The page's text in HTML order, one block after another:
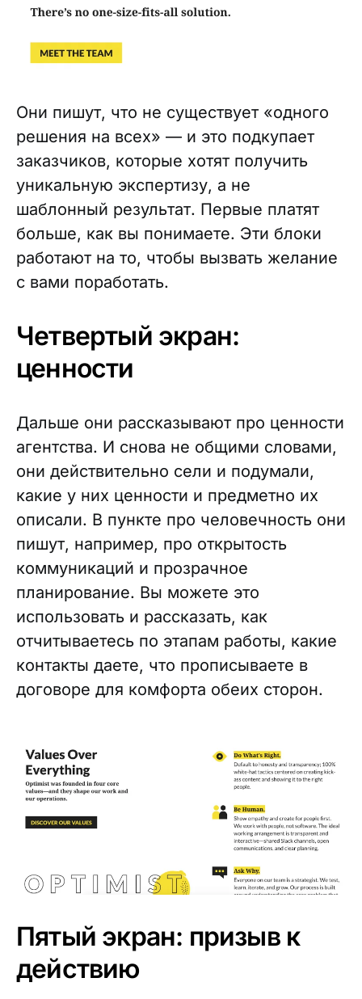
Они пишут, что не существует «одного
решения на всех» — и это подкупает
заказчиков, которые хотят получить
уникальную экспертизу, а не
шаблонный результат. Первые платят
больше, как вы понимаете. Эти блоки
работают на то, чтобы вызвать желание
с вами поработать.
Четвертый экран:
ценности
Дальше они рассказывают про ценности
агентства. И снова не общими словами,
они действительно сели и подумали,
какие у них ценности и предметно их
описали. В пункте про человечность они
пишут, например, про открытость
коммуникаций и прозрачное
планирование. Вы можете это
использовать и рассказать, как
отчитываетесь по этапам работы, какие
контакты даете, что прописываете в
договоре для комфорта обеих сторон.
Пятый экран: призыв к
действию